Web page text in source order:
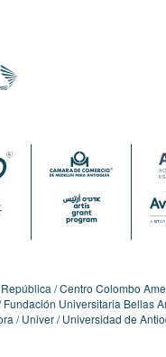
Centro Colombo
Fundación Universitaria Bellas
Univer Universidad de